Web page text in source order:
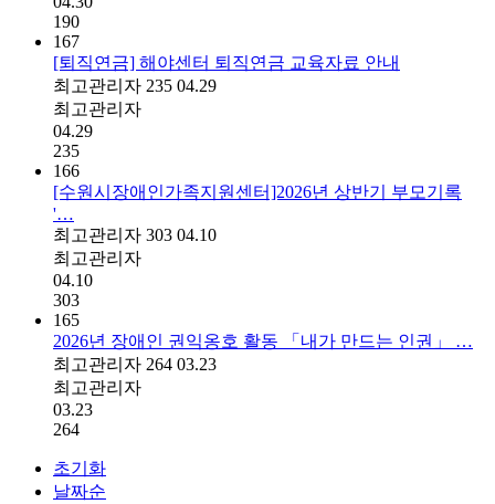
190
167
[퇴직연금] 해야센터 퇴직연금 교육자료 안내
최고관리자 235 04.29
최고관리자
04.29
235
166
[수원시장애인가족지원센터]2026년 상반기 부모기록
'…
최고관리자 303 04.10
최고관리자
04.10
303
165
2026년 장애인 권익옹호 활동 「내가 만드는 인권」 …
최고관리자 264 03.23
최고관리자
03.23
264
초기화
날짜순